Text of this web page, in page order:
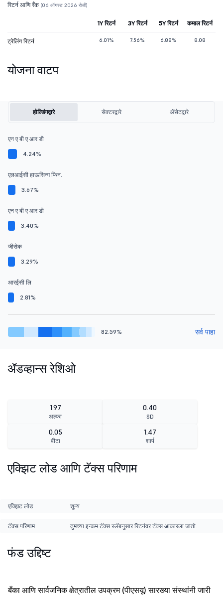
रिटर्न आणि रँक (06 ऑगस्ट 2026 रोजी)
1Y रिटर्न 3Y रिटर्न 5Y रिटर्न कमाल रिटर्न
ट्रेलिंग रिटर्न 6.01% 7.56% 6.88% 8.08
योजना वाटप
होल्डिंगद्वारे सेक्टरद्वारे ॲसेटद्वारे
एन ए बी ए आर डी
4.24%
एलआईसी हाऊसिन्ग फिन.
3.67%
एन ए बी ए आर डी
3.40%
जीसेक
3.29%
आरईसी लि
2.81%
82.59% सर्व पाहा
ॲडव्हान्स रेशिओ
1.97
अल्फा
0.40
SD
0.05
बीटा
1.47
शार्प
एक्झिट लोड आणि टॅक्स परिणाम
एक्झिट लोड शून्य
टॅक्स परिणाम तुमच्या इन्कम टॅक्स स्लॅबनुसार रिटर्नवर टॅक्स आकारला जातो.
फंड उद्दिष्ट
बँका आणि सार्वजनिक क्षेत्रातील उपक्रम (पीएसयू) सारख्या संस्थांनी जारी